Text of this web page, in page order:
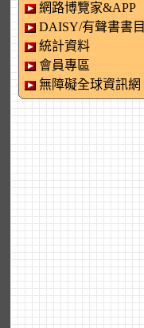
網路博覽家&APP
DAISY/有聲書書目
統計資料
會員專區
無障礙全球資訊網